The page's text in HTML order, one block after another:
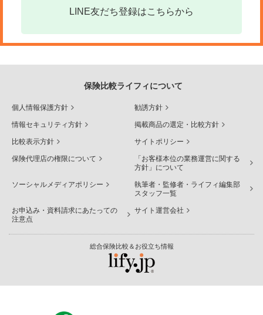
LINE友だち登録はこちらから
保険比較ライフィについて
個人情報保護方針 勧誘方針
情報セキュリティ方針 掲載商品の選定・比較方針
比較表示方針 サイトポリシー
保険代理店の権限について
「お客様本位の業務運営に関する
方針」について
ソーシャルメディアポリシー
執筆者・監修者・ライフィ編集部
スタッフ一覧
お申込み・資料請求にあたっての
注意点
サイト運営会社
総合保険比較＆お役立ち情報